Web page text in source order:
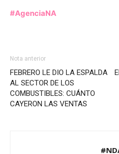
#AgenciaNA
Nota anterior
FEBRERO LE DIO LA ESPALDA
AL SECTOR DE LOS
COMBUSTIBLES: CUÁNTO
CAYERON LAS VENTAS